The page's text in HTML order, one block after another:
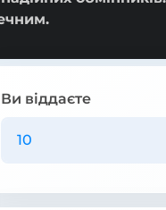
Ви віддаєте